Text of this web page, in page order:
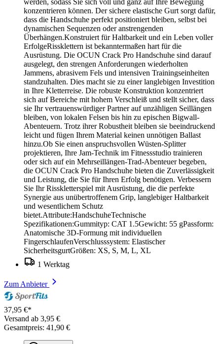
konzentrieren können. Der sichere elastische Gurt sorgt dafür,
dass die Handschuhe perfekt positioniert bleiben, selbst bei
dynamischen Sequenzen oder anstrengenden
Überhängen.Konstruiert für Haltbarkeit und ein Leben voller
ErfolgeRissklettern ist bekanntermaßen hart für die
Ausrüstung. Die OCUN Crack Pro Handschuhe sind darauf
ausgelegt, den strengen Anforderungen wiederholten
Jammens, abrasivem Fels und intensiven Trainingseinheiten
standzuhalten. Dies macht sie zu einer langlebigen Investition
in Ihre Kletterreise. Die robuste Konstruktion konzentriert
sich auf Bereiche mit hohem Verschleiß und stellt sicher, dass
sie Ihr vertrauenswürdiger Partner auf unzähligen Seillängen
bleiben, von lokalen Felsen bis hin zu epischen Bigwall-
Abenteuern. Trotz ihrer Robustheit bleiben sie beeindruckend
leicht und fügen Ihrem Material keinen unnötigen Ballast
hinzu.Ob Sie einen anspruchsvollen Wüsten-Splitter
projektieren, Ihre Jam-Technik im Fitnessstudio trainieren
oder sich auf ein Mehrseillängen-Trad-Abenteuer begeben,
die OCUN Crack Pro Handschuhe bieten die Zuverlässigkeit
und Leistung, die Sie für Ihren Erfolg benötigen. Verbessern
Sie Ihr Risskletterspiel mit Ausrüstung, die die perfekte
Synergie aus unübertroffenem Grip, langlebiger Haltbarkeit
und wesentlichem Schutz
bietet.Attribute:HandschuheTechnische
Spezifikationen:Gummityp: CAT 1.5Gewicht: 55 gPassform:
Anatomische 3D-Formung mit individuellen
FingerschlaufenVerschlusssystem: Elastischer
SicherheitsgurtGrößen: XS, S, M, L, XL
1 Werktag
Zum Anbieter
37,95 €*
Versand ab 3,95 €
Gesamtpreis: 41,90 €